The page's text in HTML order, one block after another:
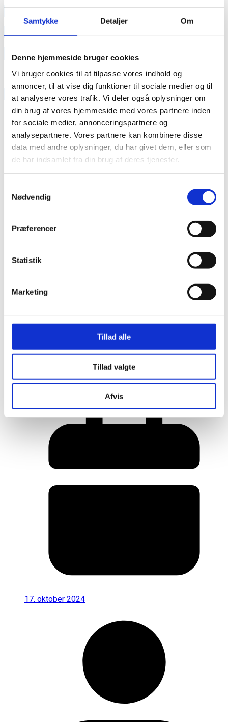
Samtykke Detaljer Om
Denne hjemmeside bruger cookies
Vi bruger cookies til at tilpasse vores indhold og
annoncer, til at vise dig funktioner til sociale medier og til
at analysere vores trafik. Vi deler også oplysninger om
din brug af vores hjemmeside med vores partnere inden
for sociale medier, annonceringspartnere og
analysepartnere. Vores partnere kan kombinere disse
data med andre oplysninger, du har givet dem, eller som
de har indsamlet fra din brug af deres tjenester.
Nødvendig
Præferencer
Statistik
Marketing
Tillad alle
Tillad valgte
Afvis
annonce
annonce
Like us
RAINBOW BUSINESS DENMARK
Her er alle vinderne fra årets Danish
Rainbow Awards
17. oktober 2024